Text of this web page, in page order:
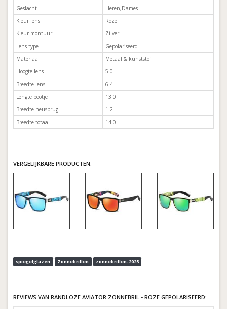
Geslacht
Heren,Dames
Kleur lens
Roze
Kleur montuur
Zilver
Lens type
Gepolariseerd
Materiaal
Metaal & kunststof
Hoogte lens
5.0
Breedte lens
6.4
Lengte pootje
13.0
Breedte neusbrug
1.2
Breedte totaal
14.0
VERGELIJKBARE PRODUCTEN:
spiegelglazen Zonnebrillen zonnebrillen-2025
REVIEWS VAN RANDLOZE AVIATOR ZONNEBRIL - ROZE GEPOLARISEERD: